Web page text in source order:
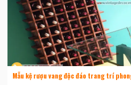
Mẫu kệ rượu vang độc đáo trang trí